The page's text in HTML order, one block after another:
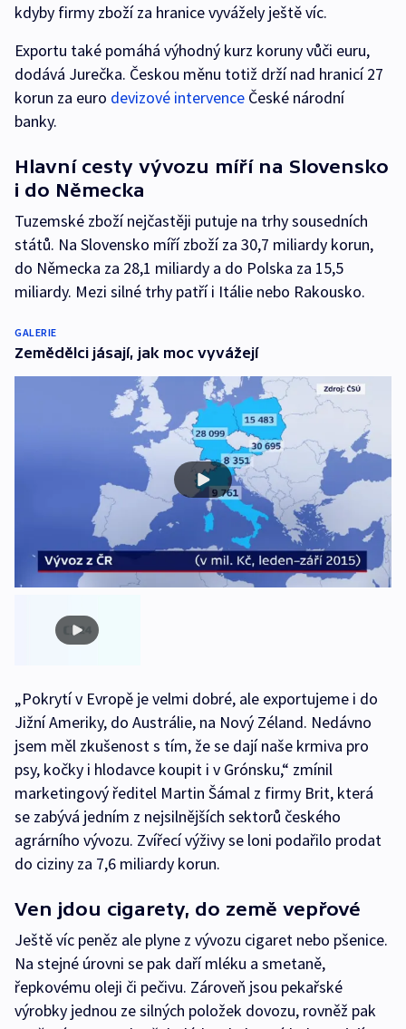
kdyby firmy zboží za hranice vyvážely ještě víc.
Exportu také pomáhá výhodný kurz koruny vůči euru,
dodává Jurečka. Českou měnu totiž drží nad hranicí 27
korun za euro devizové intervence České národní
banky.
Hlavní cesty vývozu míří na Slovensko
i do Německa
Tuzemské zboží nejčastěji putuje na trhy sousedních
států. Na Slovensko míří zboží za 30,7 miliardy korun,
do Německa za 28,1 miliardy a do Polska za 15,5
miliardy. Mezi silné trhy patří i Itálie nebo Rakousko.
GALERIE
Zemědělci jásají, jak moc vyvážejí
„Pokrytí v Evropě je velmi dobré, ale exportujeme i do
Jižní Ameriky, do Austrálie, na Nový Zéland. Nedávno
jsem měl zkušenost s tím, že se dají naše krmiva pro
psy, kočky i hlodavce koupit i v Grónsku,“ zmínil
marketingový ředitel Martin Šámal z firmy Brit, která
se zabývá jedním z nejsilnějších sektorů českého
agrárního vývozu. Zvířecí výživy se loni podařilo prodat
do ciziny za 7,6 miliardy korun.
Ven jdou cigarety, do země vepřové
Ještě víc peněz ale plyne z vývozu cigaret nebo pšenice.
Na stejné úrovni se pak daří mléku a smetaně,
řepkovému oleji či pečivu. Zároveň jsou pekařské
výrobky jednou ze silných položek dovozu, rovněž pak